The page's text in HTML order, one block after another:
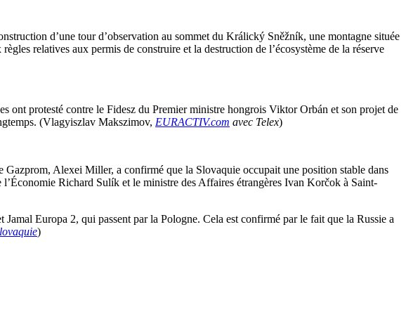
d’une tour d’observation au sommet du Králický Sněžník, une montagne située
relatives aux permis de construire et la destruction de l’écosystème de la réserve
ont protesté contre le Fidesz du Premier ministre hongrois Viktor Orbán et son projet de
(Vlagyiszlav Makszimov, EURACTIV.com avec Telex)
Gazprom, Alexei Miller, a confirmé que la Slovaquie occupait une position stable dans
Richard Sulík et le ministre des Affaires étrangères Ivan Korčok à Saint-
Europa 2, qui passent par la Pologne. Cela est confirmé par le fait que la Russie a
)